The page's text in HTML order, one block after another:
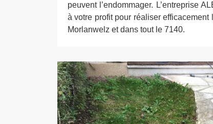
peuvent l’endommager. L’entreprise
à votre profit pour réaliser efficacement
Morlanwelz et dans tout le 7140.